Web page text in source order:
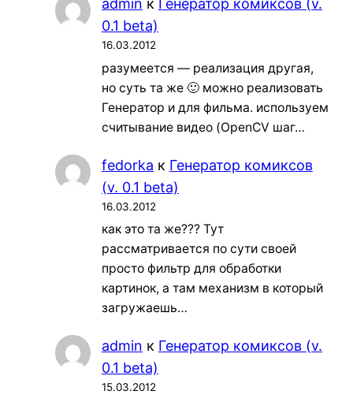
admin к Генератор комиксов (v.
0.1 beta)
16.03.2012
разумеется — реализация другая,
но суть та же 🙂 можно реализовать
Генератор и для фильма. используем
считывание видео (OpenCV шаг…
fedorka к Генератор комиксов
(v. 0.1 beta)
16.03.2012
как это та же??? Тут
рассматривается по сути своей
просто фильтр для обработки
картинок, а там механизм в который
загружаешь…
admin к Генератор комиксов (v.
0.1 beta)
15.03.2012